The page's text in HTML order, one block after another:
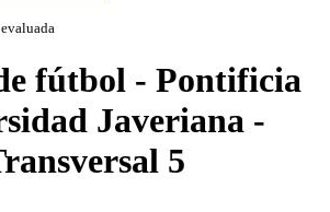
fútbol - Pontificia
Javeriana -
5